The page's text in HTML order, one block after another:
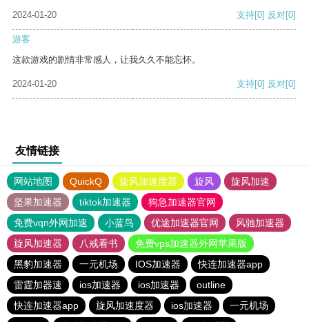
2024-01-20 支持[0] 反对[0]
游客
这款游戏的剧情非常感人，让我久久不能忘怀。
2024-01-20 支持[0] 反对[0]
友情链接
网站地图 QuickQ 旋风加速度器 旋风
旋风加速
坚果加速器
tiktok加速器
狗急加速器官网
免费vqn外网加速
小蓝鸟 优途加速器官网
风驰加速器
旋风加速器
八戒看书
免费vps加速器外网苹果版
黑豹加速器
一元机场 IOS加速器
快连加速器app
雷霆加器速
ios加速器 ios加速器
outline
快连加速器app
旋风加速度器 ios加速器
一元机场